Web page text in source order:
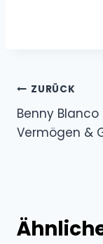
ZURÜCK
Benny Blanco
Vermögen &